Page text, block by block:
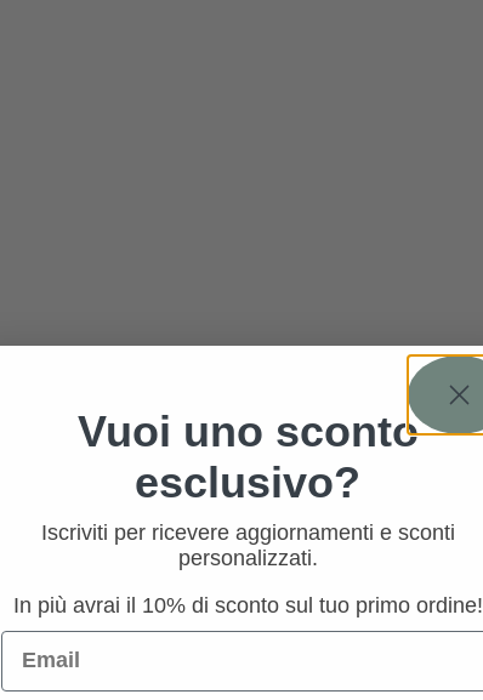
Vuoi uno sconto
esclusivo?
Iscriviti per ricevere aggiornamenti e sconti
personalizzati.
In più avrai il 10% di sconto sul tuo primo ordine!
Email